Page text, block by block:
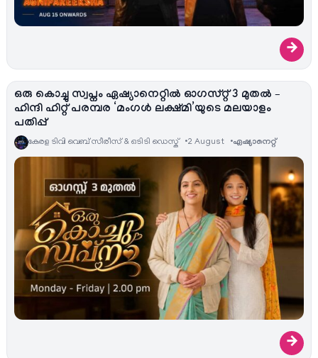
→
ഒരു കൊച്ചു സ്വപ്നം ഏഷ്യാനെറ്റിൽ ഓഗസ്റ്റ് 3 മുതൽ –
ഹിന്ദി ഹിറ്റ് പരമ്പര ‘മംഗൾ ലക്ഷ്മി’യുടെ മലയാളം
പതിപ്പ്
കേരള ടിവി വെബ് സീരീസ് & ഒടിടി ഡെസ്ക് 2 August ഏഷ്യാനെറ്റ്‌
→